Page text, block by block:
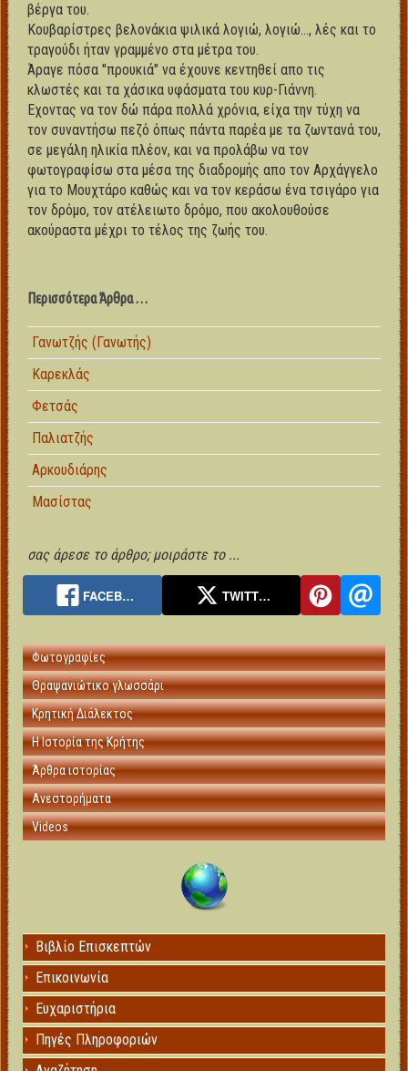
βέργα του.
Κουβαρίστρες βελονάκια ψιλικά λογιώ, λογιώ..., λές και το
τραγούδι ήταν γραμμένο στα μέτρα του.
Άραγε πόσα "προυκιά" να έχουνε κεντηθεί απο τις
κλωστές και τα χάσικα υφάσματα του κυρ-Γιάννη.
Εχοντας να τον δώ πάρα πολλά χρόνια, είχα την τύχη να
τον συναντήσω πεζό όπως πάντα παρέα με τα ζωντανά του,
σε μεγάλη ηλικία πλέον, και να προλάβω να τον
φωτογραφίσω στα μέσα της διαδρομής απο τον Αρχάγγελο
για το Μουχτάρο καθώς και να τον κεράσω ένα τσιγάρο για
τον δρόμο, τον ατέλειωτο δρόμο, που ακολουθούσε
ακούραστα μέχρι το τέλος της ζωής του.
Περισσότερα Άρθρα …
Γανωτζής (Γανωτής)
Καρεκλάς
Φετσάς
Παλιατζής
Αρκουδιάρης
Μασίστας
σας άρεσε το άρθρο; μοιράστε το ...
FACEB… TWITT…
Φωτογραφίες
Θραψανιώτικο γλωσσάρι
Κρητική Διάλεκτος
Η Ιστορία της Κρήτης
Άρθρα ιστορίας
Ανεστορήματα
Videos
Βιβλίο Επισκεπτών
Επικοινωνία
Ευχαριστήρια
Πηγές Πληροφοριών